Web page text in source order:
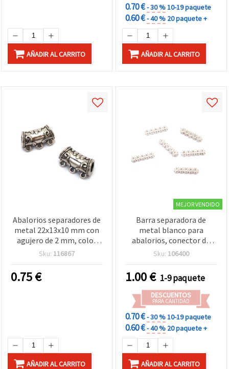
AÑADIR AL CARRITO
0.70 €- 30 %10-19 paquete
0.60 €- 40 % 20 paquete +
AÑADIR AL CARRITO
Abalorios separadores de
metal 22x13x10 mm con
agujero de 2 mm, color
plata envejecida - 2 piezas
Sku: 116867
0.75€
AÑADIR AL CARRITO
MEJOR VENDIDO
Barra separadora de
metal blanco para
abalorios, conector de
bisutería, 17x5x2 mm,
Sku: 106400
1.00€ 1-9 paquete
DESCUENTOS
PARA CANTIDAD
0.70 €- 30 %10-19 paquete
0.60 €- 40 % 20 paquete +
AÑADIR AL CARRITO